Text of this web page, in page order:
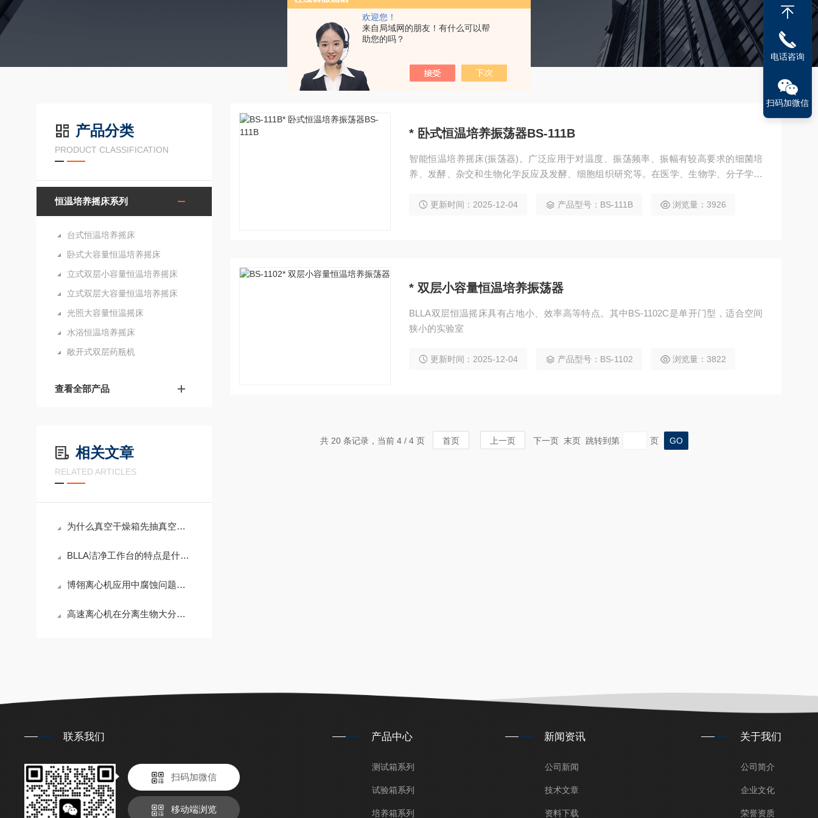
欢迎您！
来自局域网的朋友！有什么可以帮
助您的吗？
产品分类
PRODUCT CLASSIFICATION
恒温培养摇床系列
台式恒温培养摇床
卧式大容量恒温培养摇床
立式双层小容量恒温培养摇床
立式双层大容量恒温培养摇床
光照大容量恒温摇床
水浴恒温培养摇床
敞开式双层药瓶机
查看全部产品
相关文章
RELATED ARTICLES
为什么真空干燥箱先抽真空再加热升温？
BLLA洁净工作台的特点是什么？
博翎离心机应用中腐蚀问题分析
高速离心机在分离生物大分子方面的应用
* 卧式恒温培养振荡器BS-111B
智能恒温培养摇床(振荡器)。广泛应用于对温度、振荡频率、振幅有较高要求的细菌培
养、发酵、杂交和生物化学反应及发酵、细胞组织研究等。在医学、生物学、分子学、
更新时间：2025-12-04 产品型号：BS-111B 浏览量：3926
* 双层小容量恒温培养振荡器
BLLA双层恒温摇床具有占地小、效率高等特点。其中BS-1102C是单开门型，适合空间
狭小的实验室
更新时间：2025-12-04 产品型号：BS-1102 浏览量：3822
共 20 条记录，当前 4 / 4 页 首页 上一页 下一页 末页 跳转到第 页
联系我们
扫码加微信
移动端浏览
产品中心
测试箱系列
试验箱系列
培养箱系列
新闻资讯
公司新闻
技术文章
资料下载
关于我们
公司简介
企业文化
荣誉资质
电话咨询
扫码加微信